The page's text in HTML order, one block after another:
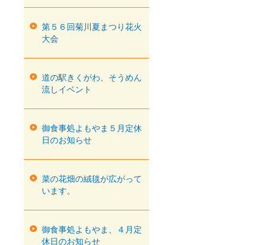
第５６回菊川夏まつり花火
大会
道の駅きくがわ、そうめん
流しイベント
御食事処よもやま５月定休
日のお知らせ
菜の花畑の絨毯が広がって
います。
御食事処よもやま、４月定
休日のお知らせ